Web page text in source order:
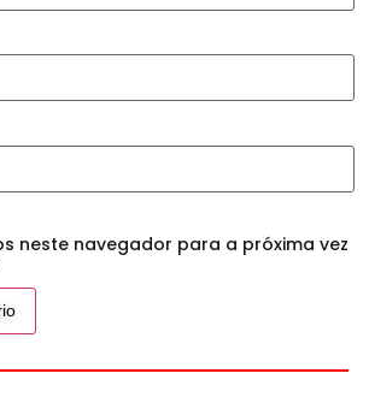
neste navegador para a próxima vez